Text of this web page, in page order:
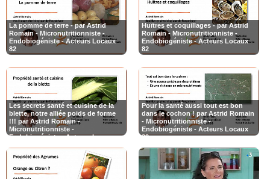
La pomme de terre - par Astrid
Romain - Micronutritionniste -
Endobiogéniste - Acteurs Locaux
82
Huïtres et coquillages - par Astrid
Romain - Micronutritionniste -
Endobiogéniste - Acteurs Locaux
82
Les secrets santé et cuisine de la
blette, notre alliée poids de forme
!!! par Astrid Romain -
Micronutritionniste -
Endobiogéniste - Acteurs Locaux
Pour la santé aussi tout est bon
dans le cochon ! par Astrid Romain
- Micronutritionniste -
Endobiogéniste - Acteurs Locaux
82